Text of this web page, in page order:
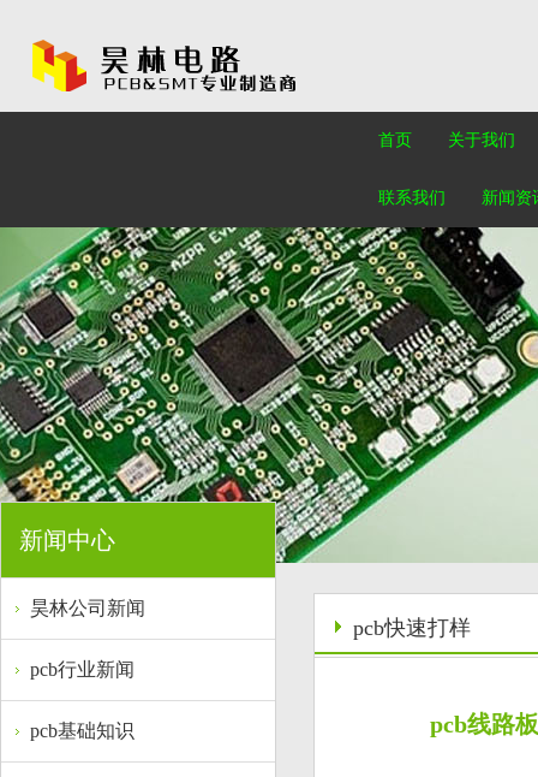
首页 关于我们
联系我们 新闻资
新闻中心
昊林公司新闻
pcb行业新闻
pcb基础知识
pcb快速打样
pcb线路